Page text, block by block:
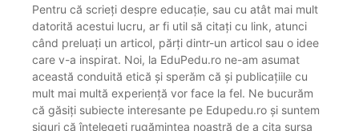
Pentru că scrieți despre educație, sau cu atât mai mult
datorită acestui lucru, ar fi util să citați cu link, atunci
când preluați un articol, părți dintr-un articol sau o idee
care v-a inspirat. Noi, la EduPedu.ro ne-am asumat
această conduită etică și sperăm că și publicațiile cu
mult mai multă experiență vor face la fel. Ne bucurăm
că găsiți subiecte interesante pe Edupedu.ro și suntem
siguri că înțelegeți rugămintea noastră de a cita sursa